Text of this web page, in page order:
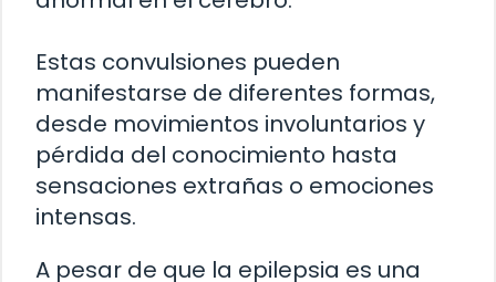
Estas convulsiones pueden
manifestarse de diferentes formas,
desde movimientos involuntarios y
pérdida del conocimiento hasta
sensaciones extrañas o emociones
intensas.
A pesar de que la epilepsia es una